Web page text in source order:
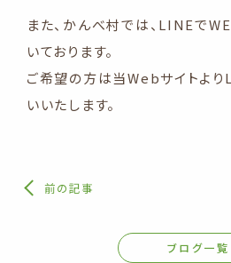
また、かんべ村では、LINEで
いております。
ご希望の方は当Webサイトよ
いいたします。
前の記事
ブログ一覧